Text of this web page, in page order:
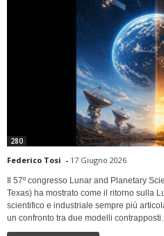
280
Federico Tosi - 17 Giugno 2026
Il 57º congresso Lunar and Planetary
Texas) ha mostrato come il ritorno sulla
scientifico e industriale sempre più
un confronto tra due modelli contrapposti.